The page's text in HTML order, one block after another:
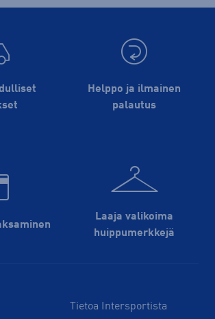
Helppo ja ilmainen
palautus
Laaja valikoima
huippu­merkkejä
Tietoa Intersportista